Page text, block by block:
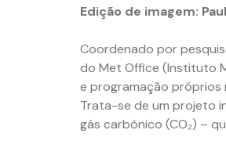
Edição de imagem:
Coordenado por
do Met Office (Instituto
e programação próprios
Trata-se de um projeto
gás carbônico (CO₂) –